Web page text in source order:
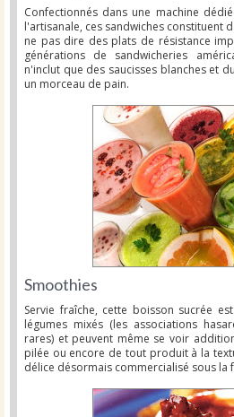
Confectionnés dans une machine
l'artisanale, ces sandwiches constituent
ne pas dire des plats de résistance
générations de sandwicheries
n'inclut que des saucisses blanches et
un morceau de pain.
Smoothies
Servie fraîche, cette boisson sucrée
légumes mixés (les associations
rares) et peuvent même se voir
pilée ou encore de tout produit à la
délice désormais commercialisé sous la